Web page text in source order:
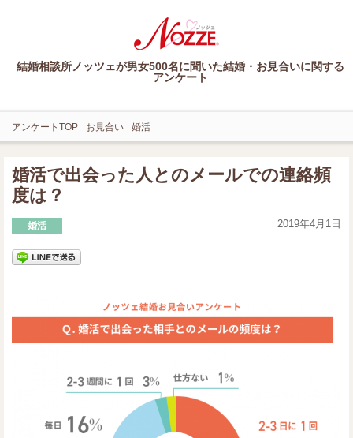
結婚相談所ノッツェが男女500名に聞いた結婚・お見合いに関する
アンケート
アンケートTOP お見合い 婚活
婚活で出会った人とのメールでの連絡頻
度は？
婚活 2019年4月1日